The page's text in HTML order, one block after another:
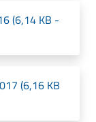
(6,14 KB -
(6,16 KB